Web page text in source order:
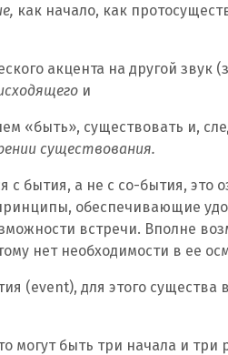
как начало, как
акцента на другой звук
и
«быть», существовать и,
существования.
с бытия, а не с со-бытия, это
обеспечивающие
встречи. Вполне
нет необходимости в ее
(event), для этого
могут быть три начала и три